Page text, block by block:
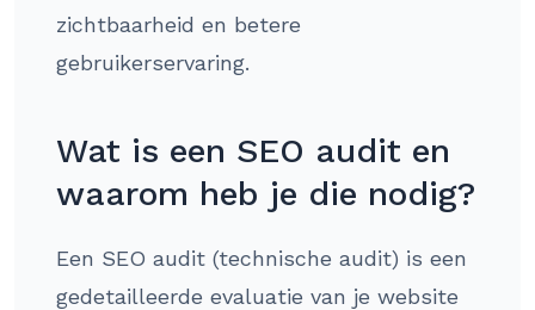
zichtbaarheid en betere
gebruikerservaring.
Wat is een SEO audit en
waarom heb je die nodig?
Een SEO audit (technische audit) is een
gedetailleerde evaluatie van je website